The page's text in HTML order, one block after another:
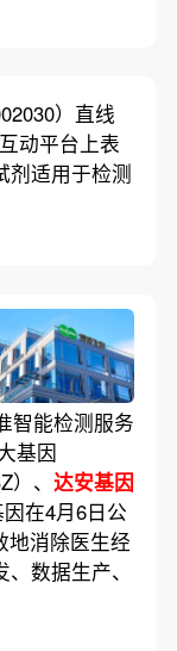
）直线
动平台上表
剂适用于检测
智能检测服务
基因
、 达安基因
因在4月6日公
地消除医生经
数据生产、